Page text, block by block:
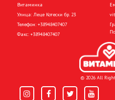
Витаминка
Улица: Леце Котески бр. 23
Телефон: +38948407407
Факс: +38948407407
© 2026 All